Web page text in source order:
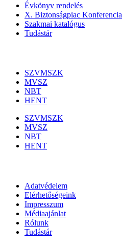
Évkönyv rendelés
X. Biztonságpiac Konferencia
Szakmai katalógus
Tudástár
SZVMSZK
MVSZ
NBT
HENT
SZVMSZK
MVSZ
NBT
HENT
Adatvédelem
Elérhetőségeink
Impresszum
Médiaajánlat
Rólunk
Tudástár